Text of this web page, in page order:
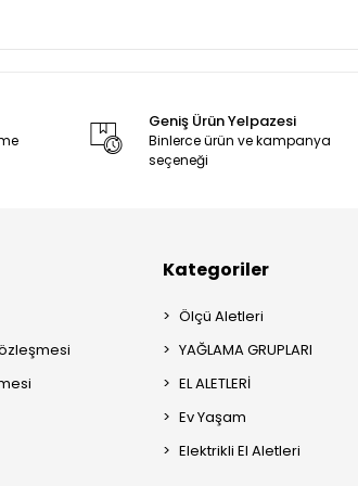
Geniş Ürün Yelpazesi
Binlerce ürün ve kampanya
seçeneği
Kategoriler
Ölçü Aletleri
YAĞLAMA GRUPLARI
EL ALETLERİ
Ev Yaşam
Elektrikli El Aletleri